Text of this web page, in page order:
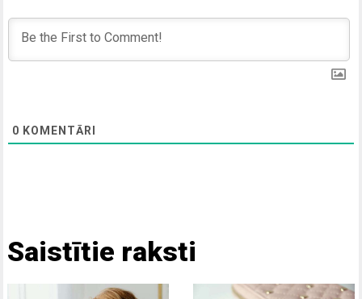
0 KOMENTĀRI
Saistītie raksti